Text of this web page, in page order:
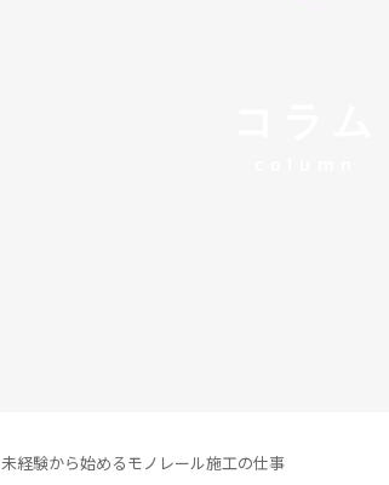
未経験から始めるモノレール施工の仕事